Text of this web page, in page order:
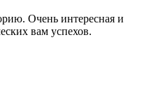
Очень интересная и
вам успехов.